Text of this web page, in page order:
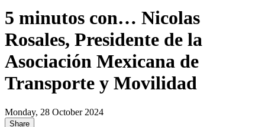
5 minutos con… Nicolas
Rosales, Presidente de la
Asociación Mexicana de
Transporte y Movilidad
Monday, 28 October 2024
Share